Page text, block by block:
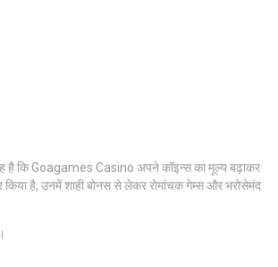
है कि Goagames Casino अपने कॉइन्स का मूल्य बढ़ाकर
किया है, उनमें शाही बोनस से लेकर रोमांचक गेम्स और भरोसेमंद